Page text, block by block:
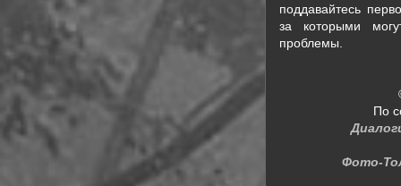
поддавайтесь
за которыми
проблемы.
По
Фото-